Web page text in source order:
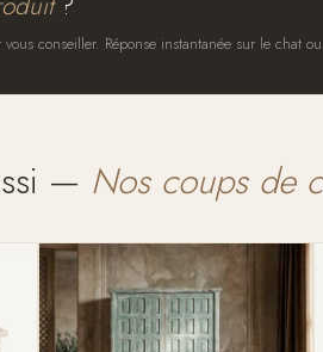
conseiller. Réponse instantanée sur le chat
— Nos coups de